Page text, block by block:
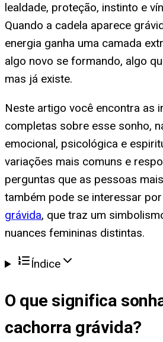
lealdade, proteção, instinto e
Quando a cadela aparece
energia ganha uma camada
algo novo se formando, algo
mas já existe.
Neste artigo você encontra as
completas sobre esse sonho,
emocional, psicológica e
variações mais comuns e
perguntas que as pessoas
também pode se interessar por
grávida, que traz um
nuances femininas distintas.
Índice
O que significa
cachorra grávida?